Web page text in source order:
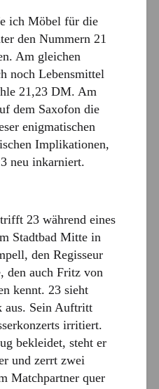
ich Möbel für die
den Nummern 21
Am gleichen
noch Lebensmittel
21,23 DM. Am
dem Saxofon die
enigmatischen
Implikationen,
neu inkarniert.
23 während eines
Stadtbad Mitte in
den Regisseur
den auch Fritz von
kennt. 23 sieht
aus. Sein Auftritt
irritiert.
bekleidet, steht er
und zerrt zwei
Matchpartner quer